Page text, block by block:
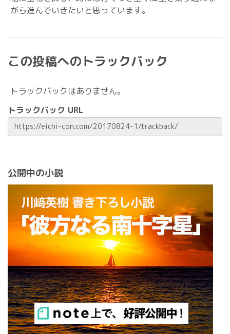
がら進んでいきたいと思っています。
この投稿へのトラックバック
トラックバックはありません。
トラックバック URL
公開中の小説